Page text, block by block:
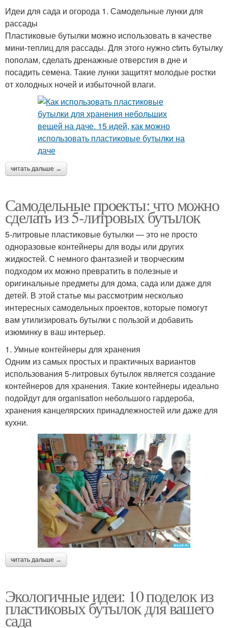
Идеи для сада и огорода 1. Самодельные лунки для
рассады
Пластиковые бутылки можно использовать в качестве
мини-теплиц для рассады. Для этого нужно ctить бутылку
пополам, сделать дренажные отверстия в дне и
посадить семена. Такие лунки защитят молодые ростки
от холодных ночей и избыточной влаги.
читать дальше →
Самодельные проекты: что можно
сделать из 5-литровых бутылок
5-литровые пластиковые бутылки — это не просто
одноразовые контейнеры для воды или других
жидкостей. С немного фантазией и творческим
подходом их можно превратить в полезные и
оригинальные предметы для дома, сада или даже для
детей. В этой статье мы рассмотрим несколько
интересных самодельных проектов, которые помогут
вам утилизировать бутылки с пользой и добавить
изюминку в ваш интерьер.
1. Умные контейнеры для хранения
Одним из самых простых и практичных вариантов
использования 5-литровых бутылок является создание
контейнеров для хранения. Такие контейнеры идеально
подойдут для organisation небольшого гардероба,
хранения канцелярских принадлежностей или даже для
кухни.
читать дальше →
Экологичные идеи: 10 поделок из
пластиковых бутылок для вашего
сада